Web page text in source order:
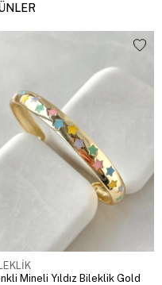
Mineli Yıldız Bileklik Gold